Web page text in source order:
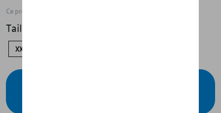
Ce produit n'est actuellement pas de stock
Taille
XXL